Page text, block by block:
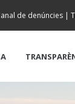
de denúncies |